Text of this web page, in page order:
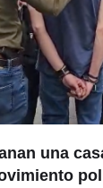
una